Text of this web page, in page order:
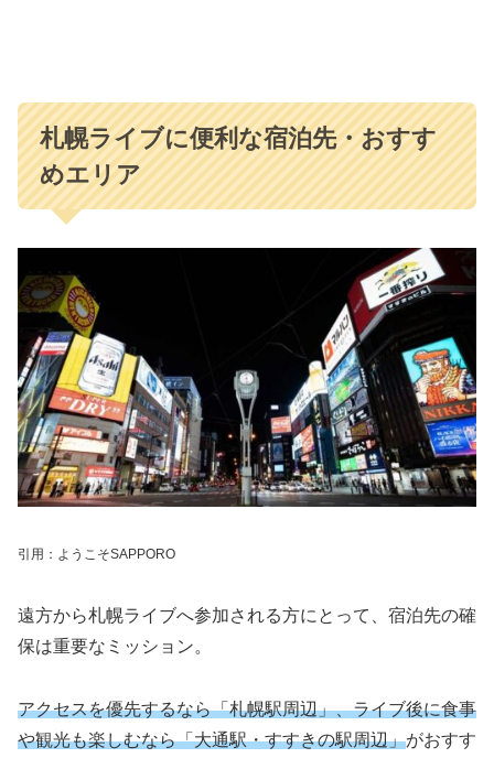
札幌ライブに便利な宿泊先・おすす
めエリア
引用：ようこそSAPPORO
遠方から札幌ライブへ参加される方にとって、宿泊先の確
保は重要なミッション。
アクセスを優先するなら「札幌駅周辺」、ライブ後に食事
や観光も楽しむなら「大通駅・すすきの駅周辺」がおすす